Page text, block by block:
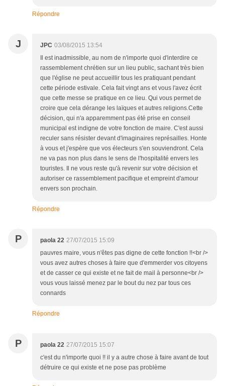
Répondre
J JPC 03/08/2015 13:54
Il est inadmissible, au nom de n'importe quoi d'interdire ce
rassemblement chrétien sur un lieu public, sachant très bien
que l'église ne peut accueillir tous les pratiquant pendant
cette période estivale. Cela fait vingt ans et vous l'avez écrit
que cette messe se pratique en ce lieu. Qui vous permet de
croire que cela dérange les laïques et autres religions.Cette
décision, qui n'a apparemment pas été prise en conseil
municipal est indigne de votre fonction de maire. C'est aussi
reculer sans résister devant d'imaginaires représailles. Honte
à vous et j'espère que vos électeurs s'en souviendront. Cela
ne va pas non plus dans le sens de l'hospitalité envers les
touristes. Il ne vous reste qu'à revenir sur votre décision et
autoriser ce rassemblement pacifique et empreint d'amour
envers son prochain.
Répondre
P paola 22 27/07/2015 15:09
pauvres maire, vous n'êtes pas digne de cette fonction !!<br />
vous avez autres choses à faire que d'emmerder vos citoyens
et de casser ce qui existe et ne fait de mail à personne<br />
vous vous laissé menez par le bout du nez par tous ces
connards
Répondre
P paola 22 27/07/2015 15:07
c'est du n'importe quoi !! il y a autre chose à faire avant de tout
détruire ce qui existe et ne pose pas problème